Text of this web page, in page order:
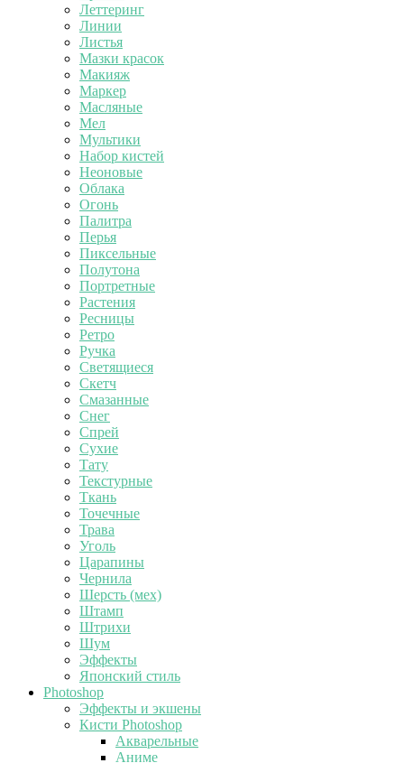
Леттеринг
Линии
Листья
Мазки красок
Макияж
Маркер
Масляные
Мел
Мультики
Набор кистей
Неоновые
Облака
Огонь
Палитра
Перья
Пиксельные
Полутона
Портретные
Растения
Ресницы
Ретро
Ручка
Светящиеся
Скетч
Смазанные
Снег
Спрей
Сухие
Тату
Текстурные
Ткань
Точечные
Трава
Уголь
Царапины
Чернила
Шерсть (мех)
Штамп
Штрихи
Шум
Эффекты
Японский стиль
Photoshop
Эффекты и экшены
Кисти Photoshop
Акварельные
Аниме